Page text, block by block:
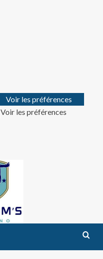
Voir les préférences
Voir les préférences